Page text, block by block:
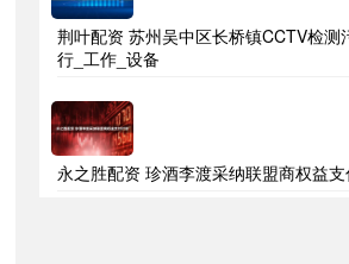
荆叶配资 苏州吴中区长桥镇CCTV检测
行_工作_设备
永之胜配资 珍酒李渡采纳联盟商权益